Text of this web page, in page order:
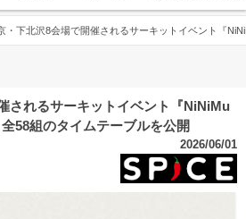
・下北沢8会場で開催されるサーキットイベント『
されるサーキットイベント『NiNiMu
58組のタイムテーブルを公開
2026/06/01